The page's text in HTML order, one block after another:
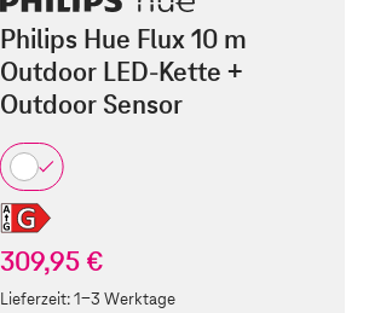
Philips Hue Flux 10 m
Outdoor LED-Kette +
Outdoor Sensor
309,95 €
Lieferzeit:1-3 Werktage